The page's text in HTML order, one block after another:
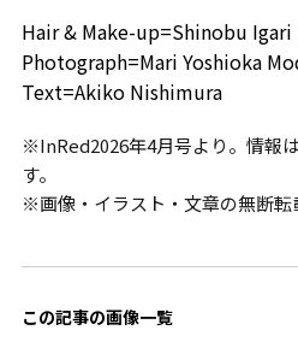
Hair & Make-up=Shinobu Igari
Photograph=Mari Yoshioka
Text=Akiko Nishimura
※InRed2026年4月号より。情報
す。
※画像・イラスト・文章の無断転
この記事の画像一覧